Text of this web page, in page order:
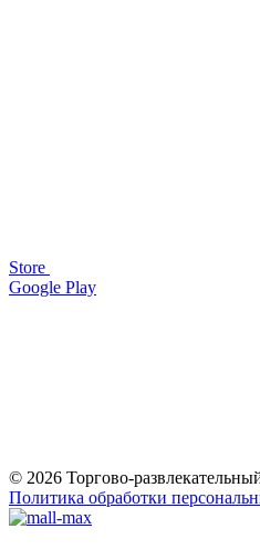
Store
Google Play
© 2026 Торгово-
Политика обработки